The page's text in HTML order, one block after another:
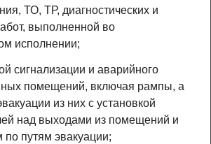
ТО, ТР, диагностических и
выполненной во
исполнении;
сигнализации и аварийного
помещений, включая рампы, а
из них с установкой
над выходами из помещений и
путям эвакуации;